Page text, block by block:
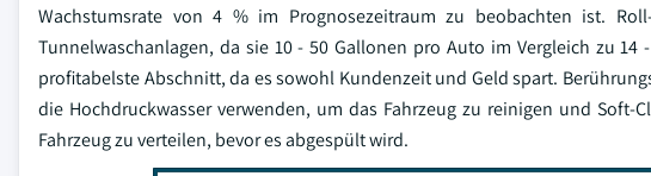
Wachstumsrate von 4 % im Prognosezeitraum zu beobachten ist.
Tunnelwaschanlagen, da sie 10 - 50 Gallonen pro Auto im Vergleich zu
profitabelste Abschnitt, da es sowohl Kundenzeit und Geld spart.
die Hochdruckwasser verwenden, um das Fahrzeug zu reinigen und
Fahrzeug zu verteilen, bevor es abgespült wird.